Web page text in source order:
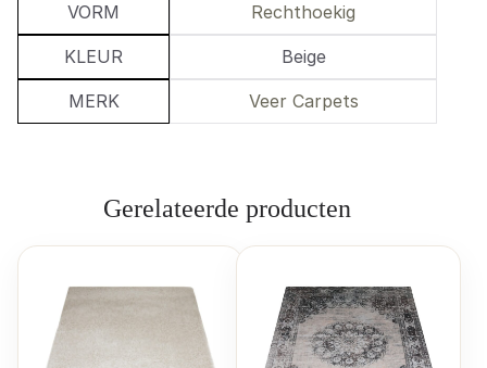
VORM Rechthoekig
KLEUR Beige
MERK Veer Carpets
Gerelateerde producten